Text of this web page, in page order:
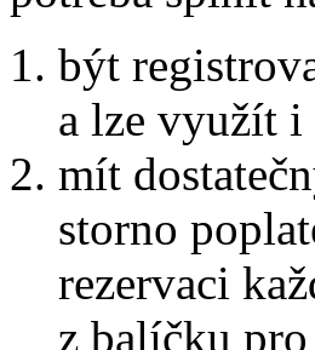
být
a lze využít
mít
storno
rezervaci
z balíčku